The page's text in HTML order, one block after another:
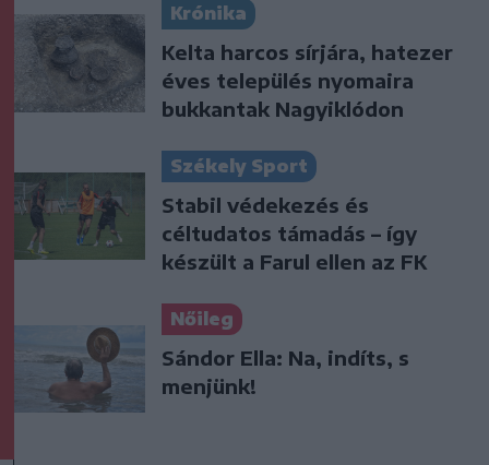
Krónika
Kelta harcos sírjára, hatezer
éves település nyomaira
bukkantak Nagyiklódon
Székely Sport
Stabil védekezés és
céltudatos támadás – így
készült a Farul ellen az FK
Nőileg
Sándor Ella: Na, indíts, s
menjünk!